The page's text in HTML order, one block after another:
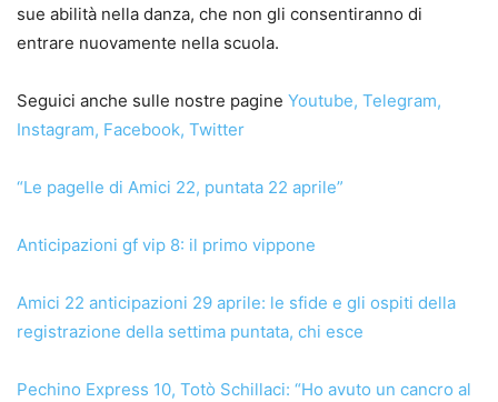
sue abilità nella danza, che non gli consentiranno di
entrare nuovamente nella scuola.
Seguici anche sulle nostre pagine Youtube, Telegram,
Instagram, Facebook, Twitter
“Le pagelle di Amici 22, puntata 22 aprile”
Anticipazioni gf vip 8: il primo vippone
Amici 22 anticipazioni 29 aprile: le sfide e gli ospiti della
registrazione della settima puntata, chi esce
Pechino Express 10, Totò Schillaci: “Ho avuto un cancro al